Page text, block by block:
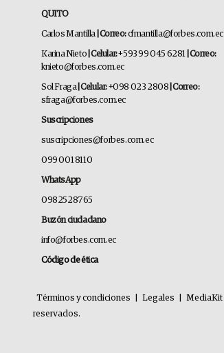
QUITO
Carlos Mantilla | Correo:cfmantilla@forbes.com.ec
Karina Nieto | Celular:+593 99 045 6281 | Correo:
knieto@forbes.com.ec
Sol Fraga| Celular:+098 023 2808 | Correo:
sfraga@forbes.com.ec
Suscripciones
suscripciones@forbes.com.ec
099 001 8110
WhatsApp
0982528765
Buzón ciudadano
info@forbes.com.ec
Código de ética
Términos y condiciones Legales MediaKit
reservados.